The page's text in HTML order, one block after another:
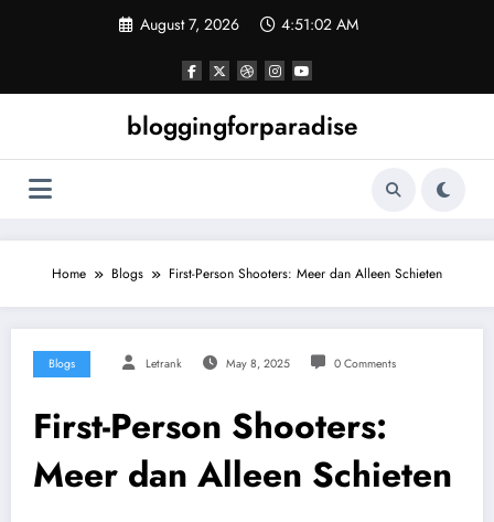
August 7, 2026 4:51:03 AM
bloggingforparadise
Home Blogs First-Person Shooters: Meer dan Alleen Schieten
Blogs Letrank May 8, 2025 0 Comments
First-Person Shooters:
Meer dan Alleen Schieten